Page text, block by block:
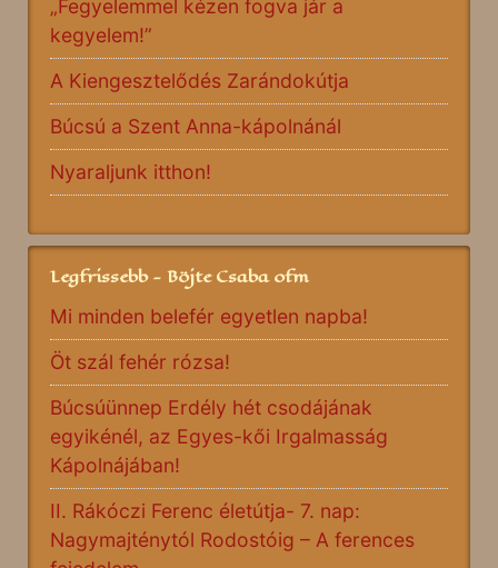
„Fegyelemmel kézen fogva jár a
kegyelem!”
A Kiengesztelődés Zarándokútja
Búcsú a Szent Anna-kápolnánál
Nyaraljunk itthon!
Legfrissebb - Böjte Csaba ofm
Mi minden belefér egyetlen napba!
Öt szál fehér rózsa!
Búcsúünnep Erdély hét csodájának
egyikénél, az Egyes-kői Irgalmasság
Kápolnájában!
II. Rákóczi Ferenc életútja- 7. nap:
Nagymajténytól Rodostóig – A ferences